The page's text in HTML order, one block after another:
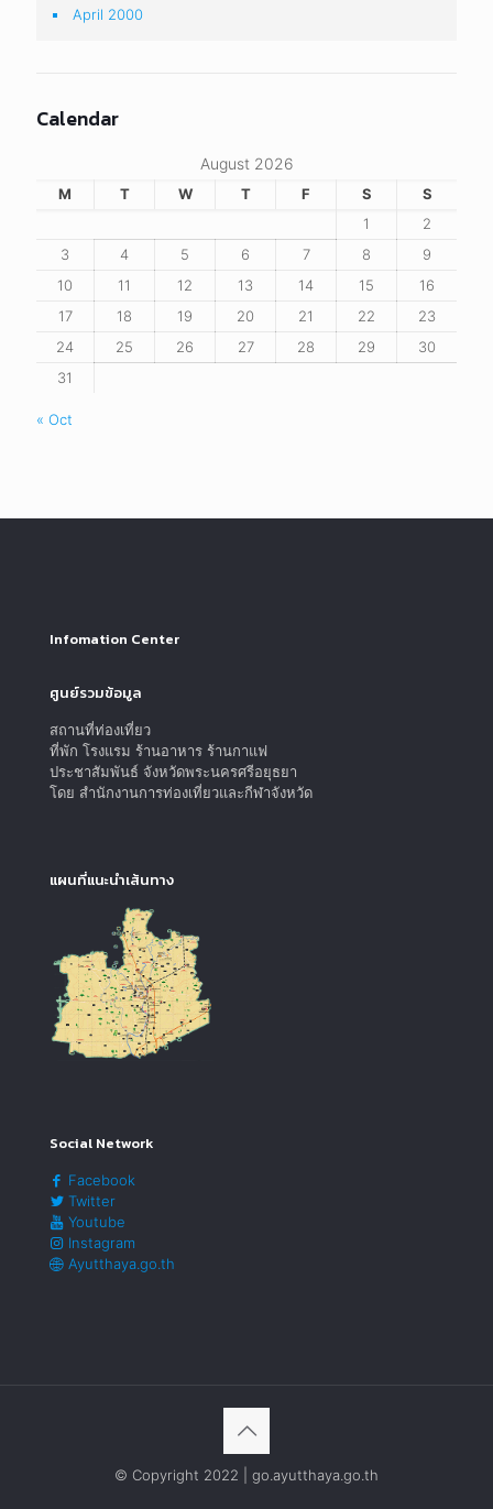
April 2000
Calendar
August 2026
M T W T F S
S
1
2
3
4 5 6 7 8
9
10
11 12 13 14 15
16
17
18 19 20 21 22
23
24
25 26 27 28 29
30
31
« Oct
Infomation Center
ศูนย์รวมข้อมูล
สถานที่ท่องเที่ยว
ที่พัก โรงแรม ร้านอาหาร ร้านกาแฟ
ประชาสัมพันธ์ จังหวัดพระนครศรีอยุธยา
โดย สำนักงานการท่องเที่ยวและกีฬาจังหวัด
แผนที่แนะนำเส้นทาง
Social Network
Facebook
Twitter
Youtube
Instagram
Ayutthaya.go.th
© Copyright 2022 | go.ayutthaya.go.th